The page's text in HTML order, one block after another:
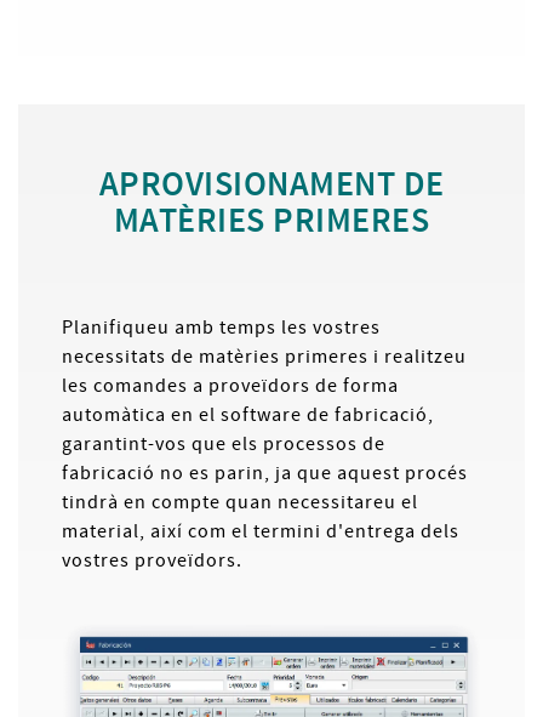
APROVISIONAMENT DE
MATÈRIES PRIMERES
Planifiqueu amb temps les vostres
necessitats de matèries primeres i realitzeu
les comandes a proveïdors de forma
automàtica en el software de fabricació,
garantint-vos que els processos de
fabricació no es parin, ja que aquest procés
tindrà en compte quan necessitareu el
material, així com el termini d'entrega dels
vostres proveïdors.